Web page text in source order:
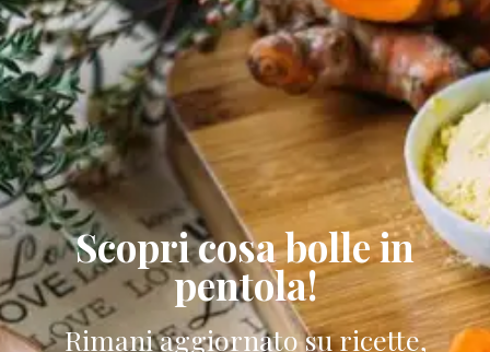
Scopri cosa bolle in
pentola!
Rimani aggiornato su ricette,